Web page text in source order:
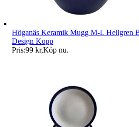
Höganäs Keramik Mugg M-L Hellgren
Design Kopp
Pris:99 kr,Köp nu.